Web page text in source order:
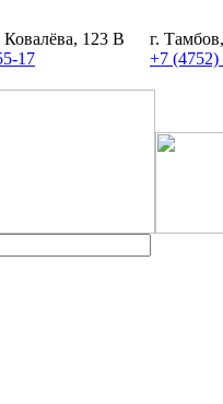
123 В
17
г.
+7 (4752)
Задать вопрос